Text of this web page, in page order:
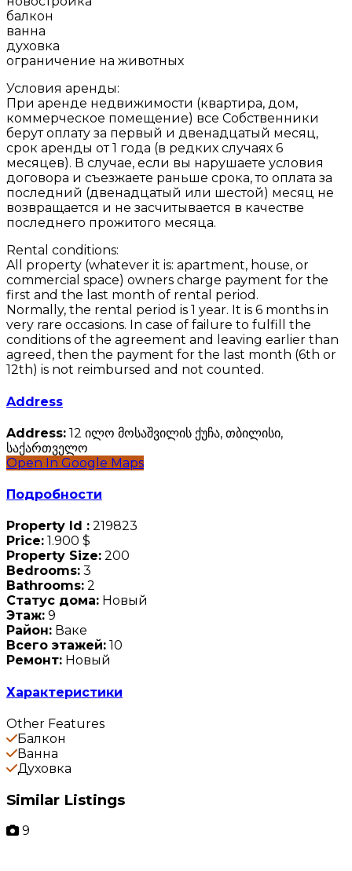
балкон
ванна
духовка
ограничение на животных
Условия аренды:
При аренде недвижимости (квартира, дом,
коммерческое помещение) все Собственники
берут оплату за первый и двенадцатый месяц,
срок аренды от 1 года (в редких случаях 6
месяцев). В случае, если вы нарушаете условия
договора и съезжаете раньше срока, то оплата за
последний (двенадцатый или шестой) месяц не
возвращается и не засчитывается в качестве
последнего прожитого месяца.
Rental conditions:
All property (whatever it is: apartment, house, or
commercial space) owners charge payment for the
first and the last month of rental period.
Normally, the rental period is 1 year. It is 6 months in
very rare occasions. In case of failure to fulfill the
conditions of the agreement and leaving earlier than
agreed, then the payment for the last month (6th or
12th) is not reimbursed and not counted.
Address
Address: 12 ილო მოსაშვილის ქუჩა, თბილისი,
საქართველო
Open In Google Maps
Подробности
Property Id : 219823
Price: 1.900 $
Property Size: 200
Bedrooms: 3
Bathrooms: 2
Статус дома: Новый
Этаж: 9
Район: Ваке
Всего этажей: 10
Ремонт: Новый
Характеристики
Other Features
Балкон
Ванна
Духовка
Similar Listings
9